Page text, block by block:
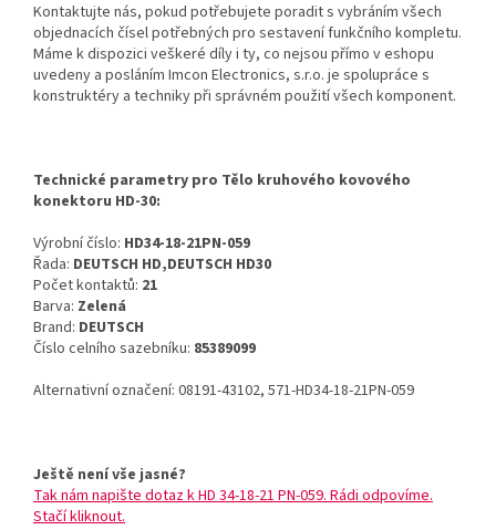
Kontaktujte nás, pokud potřebujete poradit s vybráním všech
objednacích čísel potřebných pro sestavení funkčního kompletu.
Máme k dispozici veškeré díly i ty, co nejsou přímo v eshopu
uvedeny a posláním Imcon Electronics, s.r.o. je spolupráce s
konstruktéry a techniky při správném použití všech komponent.
Technické parametry pro Tělo kruhového kovového
konektoru HD-30:
Výrobní číslo: HD34-18-21PN-059
Řada: DEUTSCH HD,DEUTSCH HD30
Počet kontaktů: 21
Barva: Zelená
Brand: DEUTSCH
Číslo celního sazebníku: 85389099
Alternativní označení: 08191-43102, 571-HD34-18-21PN-059
Ještě není vše jasné?
Tak nám napište dotaz k HD 34-18-21 PN-059. Rádi odpovíme.
Stačí kliknout.